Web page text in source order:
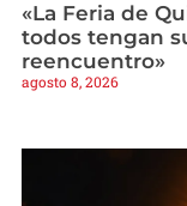
«La Feria de
todos tengan
reencuentro»
agosto 8, 2026